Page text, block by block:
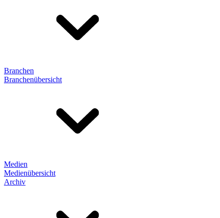
Branchen
Branchenübersicht
Medien
Medienübersicht
Archiv